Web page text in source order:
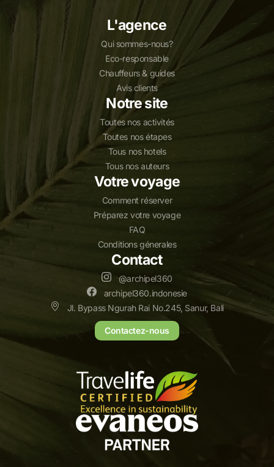
L'agence
Qui sommes-nous?
Eco-responsable
Chauffeurs & guides
Avis clients
Notre site
Toutes nos activités
Toutes nos étapes
Tous nos hotels
Tous nos auteurs
Votre voyage
Comment réserver
Préparez votre voyage
FAQ
Conditions génerales
Contact
@archipel360
archipel360.indonesie
Jl. Bypass Ngurah Rai No.245, Sanur, Bali
Contactez-nous